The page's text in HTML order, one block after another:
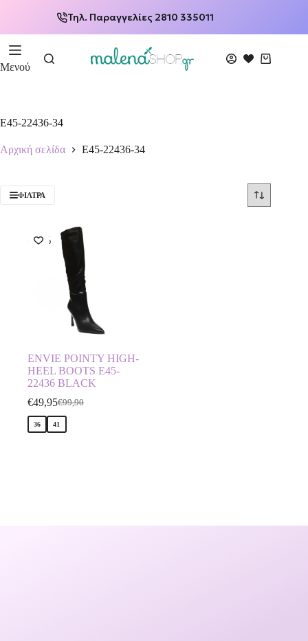
Τηλ. Παραγγελίες 2810 335011
Μενού
E45-22436-34
Αρχική σελίδα E45-22436-34
ΦΊΛΤΡΑ
-50%
ENVIE POINTY HIGH-
HEEL BOOTS E45-
22436 BLACK
€99,90
€49,95
36 41